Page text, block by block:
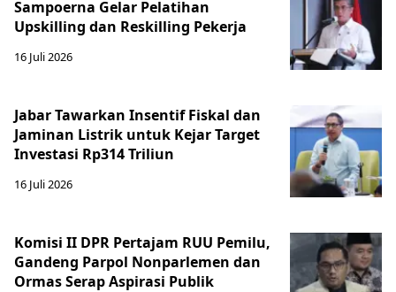
Sampoerna Gelar Pelatihan
Upskilling dan Reskilling Pekerja
16 Juli 2026
Jabar Tawarkan Insentif Fiskal dan
Jaminan Listrik untuk Kejar Target
Investasi Rp314 Triliun
16 Juli 2026
Komisi II DPR Pertajam RUU Pemilu,
Gandeng Parpol Nonparlemen dan
Ormas Serap Aspirasi Publik